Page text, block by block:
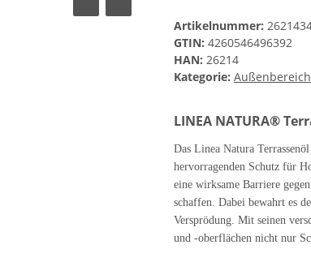
Artikelnummer:
GTIN: 4260546496392
HAN: 26214
Kategorie: Außenbereich
LINEA NATURA®
Das Linea Natura
hervorragenden Schutz für
eine wirksame Barriere
schaffen. Dabei bewahrt es
Versprödung. Mit seinen
und -oberflächen nicht nur